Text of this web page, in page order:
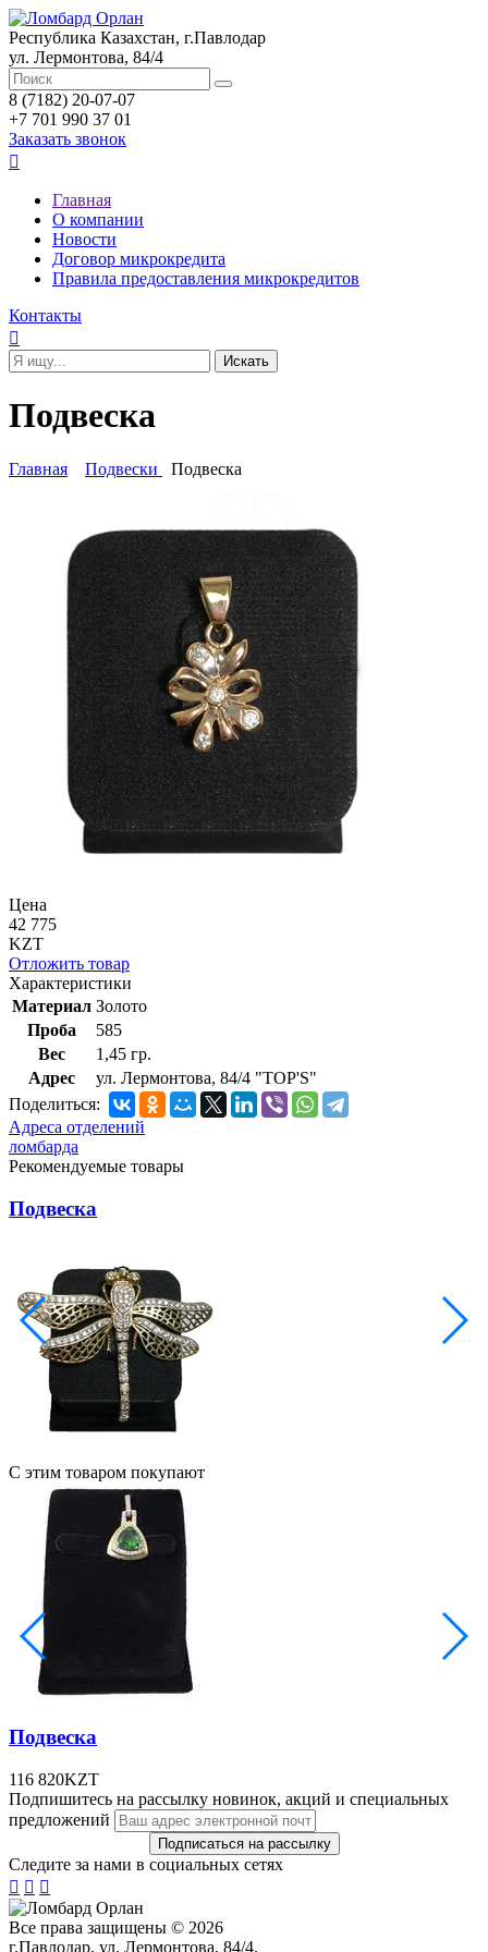
Республика Казахстан, г.Павлодар
ул. Лермонтова, 84/4
8 (7182) 20-07-07
+7 701 990 37 01
Заказать звонок

Главная
О компании
Новости
Договор микрокредита
Правила предоставления микрокредитов
Контакты

Подвеска
Главная Подвески Подвеска
Цена
42 775
KZT
Отложить товар
Характеристики
Материал Золото
Проба
585
Вес
1,45 гр.
Адрес
ул. Лермонтова, 84/4 "TOP'S"
Поделиться:
Адреса отделений
ломбарда
Рекомендуемые товары
Подвеска
С этим товаром покупают
Подвеска
116 820KZT
Подпишитесь на рассылку новинок, акций и специальных
предложений
Следите за нами в социальных сетях
  
Все права защищены © 2026
г.Павлодар, ул. Лермонтова, 84/4.